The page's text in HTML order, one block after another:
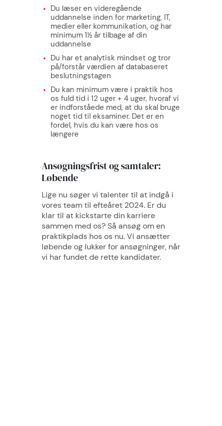
Du læser en videregående
uddannelse inden for marketing, IT,
medier eller kommunikation, og har
minimum 1½ år tilbage af din
uddannelse
Du har et analytisk mindset og tror
på/forstår værdien af databaseret
beslutningstagen
Du kan minimum være i praktik hos
os fuld tid i 12 uger + 4 uger, hvoraf vi
er indforståede med, at du skal bruge
noget tid til eksaminer. Det er en
fordel, hvis du kan være hos os
længere
Ansøgningsfrist og samtaler:
Løbende
Lige nu søger vi talenter til at indgå i
vores team til efteåret 2024. Er du
klar til at kickstarte din karriere
sammen med os? Så ansøg om en
praktikplads hos os nu. Vi ansætter
løbende og lukker for ansøgninger, når
vi har fundet de rette kandidater.